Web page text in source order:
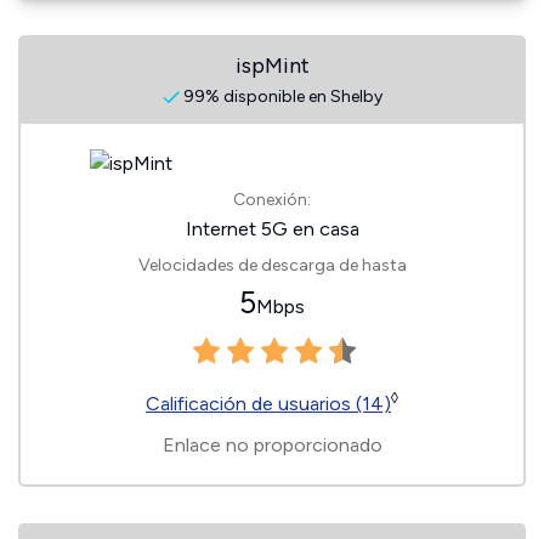
ispMint
99% disponible en Shelby
Conexión:
Internet 5G en casa
Velocidades de descarga de hasta
5Mbps
Calificación de usuarios (14)◊
Enlace no proporcionado